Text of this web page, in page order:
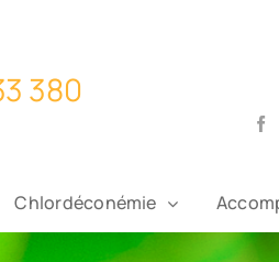
Chlordéconémie